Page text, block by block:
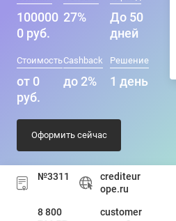
100000
0 руб.
27%
До 50
дней
Стоимость
от 0
руб.
Cashback
до 2%
Решение
1 день
Оформить сейчас
№3311
crediteur
ope.ru
8 800
customer